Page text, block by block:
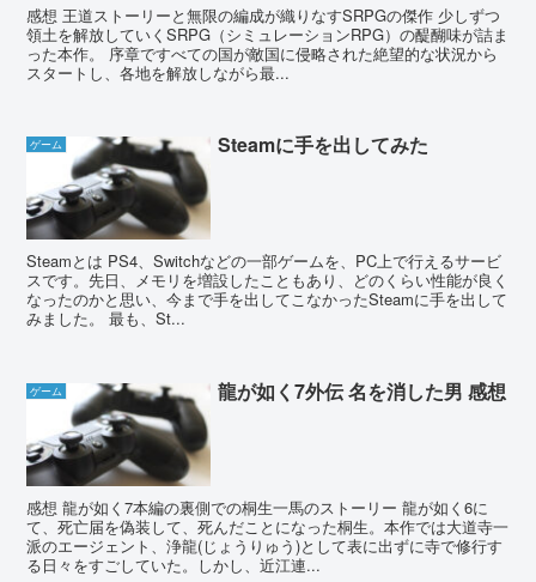
感想 王道ストーリーと無限の編成が織りなすSRPGの傑作 少しずつ
領土を解放していくSRPG（シミュレーションRPG）の醍醐味が詰ま
った本作。 序章ですべての国が敵国に侵略された絶望的な状況から
スタートし、各地を解放しながら最...
ゲーム Steamに手を出してみた
Steamとは PS4、Switchなどの一部ゲームを、PC上で行えるサービ
スです。先日、メモリを増設したこともあり、どのくらい性能が良く
なったのかと思い、今まで手を出してこなかったSteamに手を出して
みました。 最も、St...
ゲーム 龍が如く7外伝 名を消した男 感想
感想 龍が如く7本編の裏側での桐生一馬のストーリー 龍が如く6に
て、死亡届を偽装して、死んだことになった桐生。本作では大道寺一
派のエージェント、浄龍(じょうりゅう)として表に出ずに寺で修行す
る日々をすごしていた。しかし、近江連...